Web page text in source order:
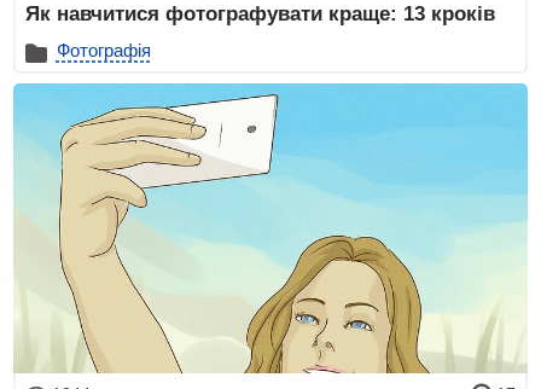
Як навчитися фотографувати краще: 13 кроків
Фотографія